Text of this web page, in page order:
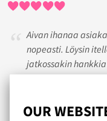
OUR
Aivan ihanaa
nopeasti. Löysin
jatkossakin